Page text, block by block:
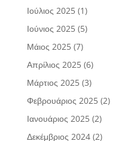
Ιούλιος 2025(1)
Ιούνιος 2025(5)
Μάιος 2025(7)
Απρίλιος 2025(6)
Μάρτιος 2025(3)
Φεβρουάριος 2025(2)
Ιανουάριος 2025(2)
Δεκέμβριος 2024(2)